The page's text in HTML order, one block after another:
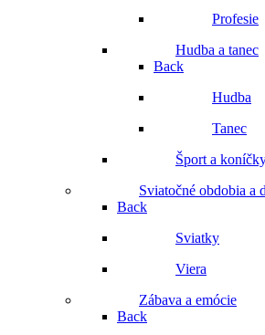
Profesie
Hudba a tanec
Back
Hudba
Tanec
Šport a
Sviatočné obdobia a
Back
Sviatky
Viera
Zábava a emócie
Back